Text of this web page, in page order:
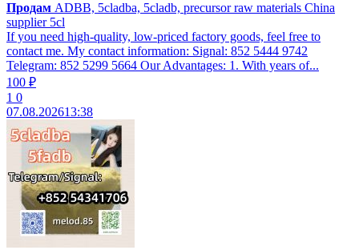
Продам ADBB, 5cladba, 5cladb, precursor raw materials China
supplier 5cl
If you need high-quality, low-priced factory goods, feel free to
contact me. My contact information: Signal: 852 5444 9742
Telegram: 852 5299 5664 Our Advantages: 1. With years of...
100 ₽
1 0
07.08.202613:38